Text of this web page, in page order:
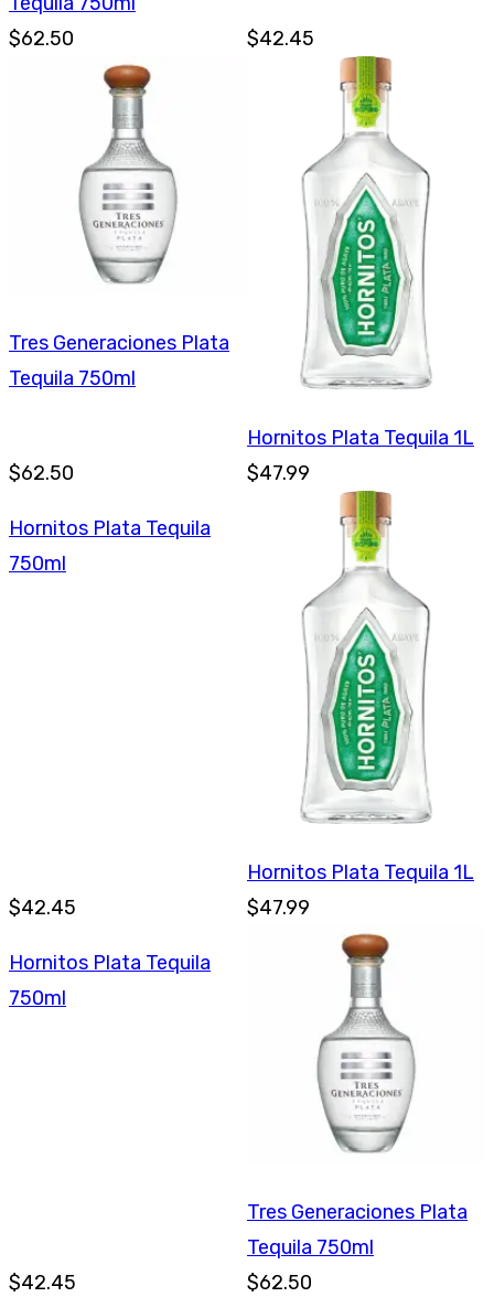
$62.50
$42.45
Tres Generaciones Plata
Tequila 750ml
$62.50
Hornitos Plata Tequila 1L
$47.99
Hornitos Plata Tequila
750ml
$42.45
Hornitos Plata Tequila 1L
$47.99
Hornitos Plata Tequila
750ml
$42.45
Tres Generaciones Plata
Tequila 750ml
$62.50